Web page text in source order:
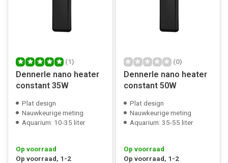
(1)
Dennerle nano heater
constant 35W
Plat design
Nauwkeurige meting
Aquarium: 10-35 liter
Op voorraad
Op voorraad, 1-2
(0)
Dennerle nano heater
constant 50W
Plat design
Nauwkeurige meting
Aquarium: 35-55 liter
Op voorraad
Op voorraad, 1-2